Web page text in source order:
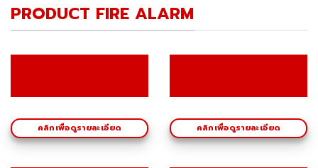
PRODUCT FIRE ALARM
คลิกเพื่อดูรายละเอียด คลิกเพื่อดูรายละเอียด